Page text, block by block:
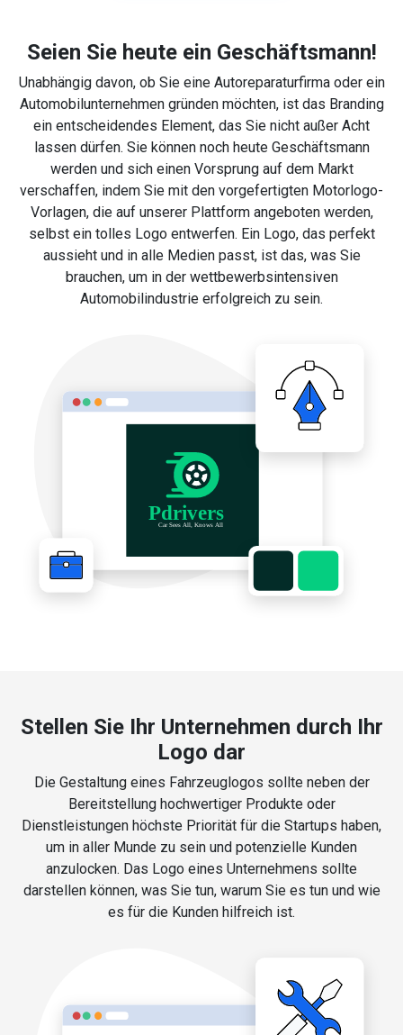
Seien Sie heute ein Geschäftsmann!
Unabhängig davon, ob Sie eine Autoreparaturfirma oder ein
Automobilunternehmen gründen möchten, ist das Branding
ein entscheidendes Element, das Sie nicht außer Acht
lassen dürfen. Sie können noch heute Geschäftsmann
werden und sich einen Vorsprung auf dem Markt
verschaffen, indem Sie mit den vorgefertigten Motorlogo-
Vorlagen, die auf unserer Plattform angeboten werden,
selbst ein tolles Logo entwerfen. Ein Logo, das perfekt
aussieht und in alle Medien passt, ist das, was Sie
brauchen, um in der wettbewerbsintensiven
Automobilindustrie erfolgreich zu sein.
Stellen Sie Ihr Unternehmen durch Ihr
Logo dar
Die Gestaltung eines Fahrzeuglogos sollte neben der
Bereitstellung hochwertiger Produkte oder
Dienstleistungen höchste Priorität für die Startups haben,
um in aller Munde zu sein und potenzielle Kunden
anzulocken. Das Logo eines Unternehmens sollte
darstellen können, was Sie tun, warum Sie es tun und wie
es für die Kunden hilfreich ist.